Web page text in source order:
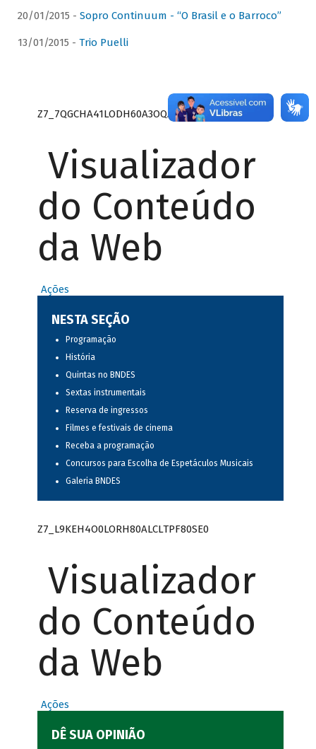
20/01/2015 - Sopro Continuum - “O Brasil e o Barroco”
13/01/2015 - Trio Puelli
Z7_7QGCHA41LODH60A3OQA8RN1415
Visualizador
do Conteúdo
da Web
Ações
NESTA SEÇÃO
Programação
História
Quintas no BNDES
Sextas instrumentais
Reserva de ingressos
Filmes e festivais de cinema
Receba a programação
Concursos para Escolha de Espetáculos Musicais
Galeria BNDES
Z7_L9KEH4O0LORH80ALCLTPF80SE0
Visualizador
do Conteúdo
da Web
Ações
DÊ SUA OPINIÃO